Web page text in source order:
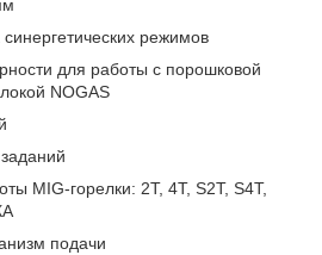
режимов
для работы с порошковой
NOGAS
MIG-горелки: 2Т, 4Т, S2T, S4T,
подачи